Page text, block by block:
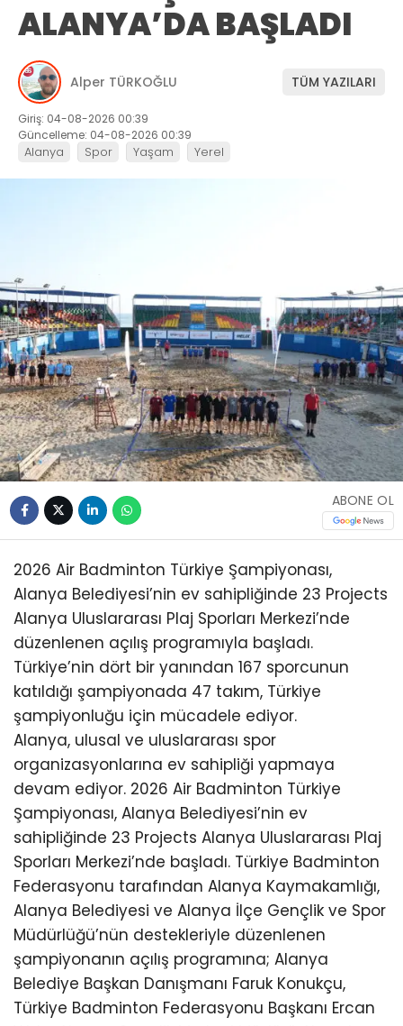
ALANYA’DA BAŞLADI
Alper TÜRKOĞLU TÜM YAZILARI
Giriş: 04-08-2026 00:39
Güncelleme: 04-08-2026 00:39
Alanya Spor Yaşam Yerel
ABONE OL
2026 Air Badminton Türkiye Şampiyonası,
Alanya Belediyesi’nin ev sahipliğinde 23 Projects
Alanya Uluslararası Plaj Sporları Merkezi’nde
düzenlenen açılış programıyla başladı.
Türkiye’nin dört bir yanından 167 sporcunun
katıldığı şampiyonada 47 takım, Türkiye
şampiyonluğu için mücadele ediyor.
Alanya, ulusal ve uluslararası spor
organizasyonlarına ev sahipliği yapmaya
devam ediyor. 2026 Air Badminton Türkiye
Şampiyonası, Alanya Belediyesi’nin ev
sahipliğinde 23 Projects Alanya Uluslararası Plaj
Sporları Merkezi’nde başladı. Türkiye Badminton
Federasyonu tarafından Alanya Kaymakamlığı,
Alanya Belediyesi ve Alanya İlçe Gençlik ve Spor
Müdürlüğü’nün destekleriyle düzenlenen
şampiyonanın açılış programına; Alanya
Belediye Başkan Danışmanı Faruk Konukçu,
Türkiye Badminton Federasyonu Başkanı Ercan